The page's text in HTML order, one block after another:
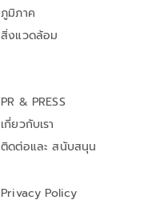
ภูมิภาค
สิ่งแวดล้อม
PR & PRESS
เกี่ยวกับเรา
ติดต่อและ สนับสนุน
Privacy Policy